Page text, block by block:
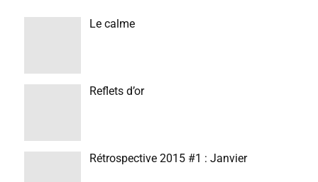
Le calme
Reflets d’or
Rétrospective 2015 #1 : Janvier